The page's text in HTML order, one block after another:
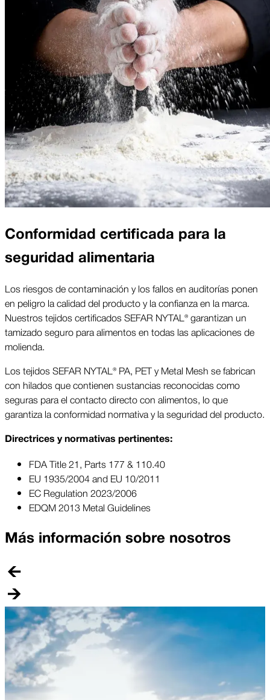
Conformidad certificada para la
seguridad alimentaria
Los riesgos de contaminación y los fallos en auditorías ponen
en peligro la calidad del producto y la confianza en la marca.
Nuestros tejidos certificados SEFAR NYTAL® garantizan un
tamizado seguro para alimentos en todas las aplicaciones de
molienda.
Los tejidos SEFAR NYTAL® PA, PET y Metal Mesh se fabrican
con hilados que contienen sustancias reconocidas como
seguras para el contacto directo con alimentos, lo que
garantiza la conformidad normativa y la seguridad del producto.
Directrices y normativas pertinentes:
FDA Title 21, Parts 177 & 110.40
EU 1935/2004 and EU 10/2011
EC Regulation 2023/2006
EDQM 2013 Metal Guidelines
Más información sobre nosotros